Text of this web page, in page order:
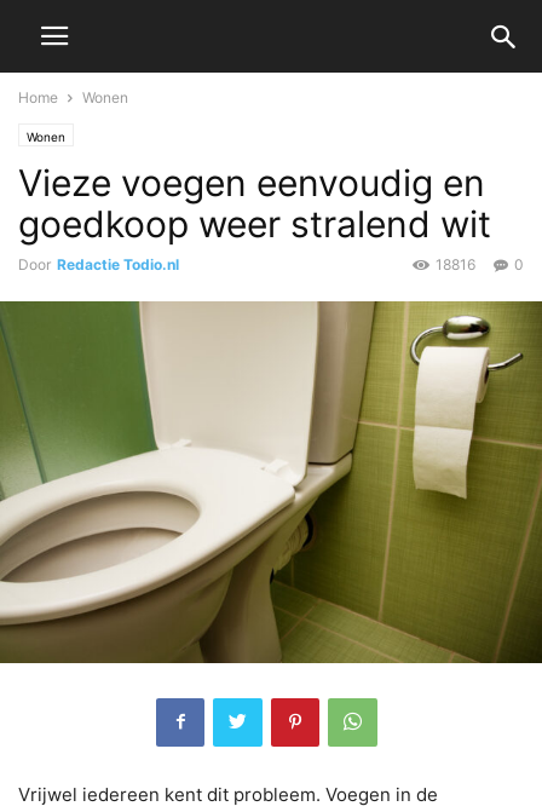
Home Wonen
Wonen
Vieze voegen eenvoudig en
goedkoop weer stralend wit
Door Redactie Todio.nl 0
18816
Vrijwel iedereen kent dit probleem. Voegen in de